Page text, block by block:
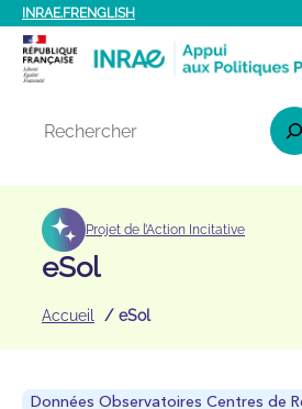
Aller
contenu
INRAE.FRENGLISH
Rechercher
Projet de l’Action Incitative
eSol
Accueil eSol
Données Observatoires Centres de